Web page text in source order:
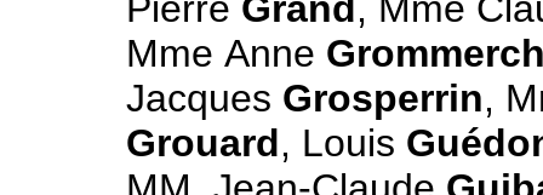
Mme Anne
Jacques Grosperrin,
Grouard, Louis